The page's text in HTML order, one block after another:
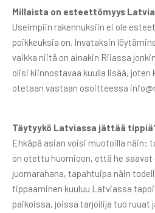
Millaista on esteettömyys
Useimpiin rakennuksiin ei ole
poikkeuksia on. Invataksin
vaikka niitä on ainakin Riiassa
olisi kiinnostavaa kuulla lisää, joten
otetaan vastaan osoitteessa
Täytyykö Latviassa jättää
Ehkäpä asian voisi muotoilla näin:
on otettu huomioon, että he
juomarahana, tapahtuipa näin
tippaaminen kuuluu Latviassa
paikoissa, joissa tarjoilija tuo ruuat